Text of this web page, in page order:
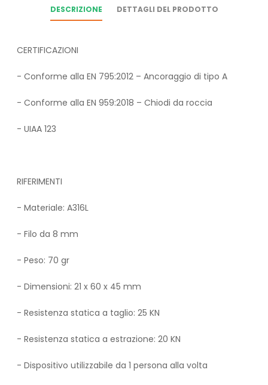
DESCRIZIONE DETTAGLI DEL PRODOTTO
CERTIFICAZIONI
- Conforme alla EN 795:2012 – Ancoraggio di tipo A
- Conforme alla EN 959:2018 – Chiodi da roccia
- UIAA 123
RIFERIMENTI
- Materiale: A316L
- Filo da 8 mm
- Peso: 70 gr
- Dimensioni: 21 x 60 x 45 mm
- Resistenza statica a taglio: 25 KN
- Resistenza statica a estrazione: 20 KN
- Dispositivo utilizzabile da 1 persona alla volta